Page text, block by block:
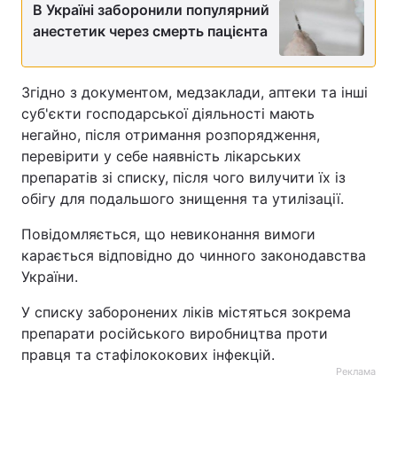
В Україні заборонили популярний
анестетик через смерть пацієнта
Згідно з документом, медзаклади, аптеки та інші
суб'єкти господарської діяльності мають
негайно, після отримання розпорядження,
перевірити у себе наявність лікарських
препаратів зі списку, після чого вилучити їх із
обігу для подальшого знищення та утилізації.
Повідомляється, що невиконання вимоги
карається відповідно до чинного законодавства
України.
У списку заборонених ліків містяться зокрема
препарати російського виробництва проти
правця та стафілококових інфекцій.
Реклама